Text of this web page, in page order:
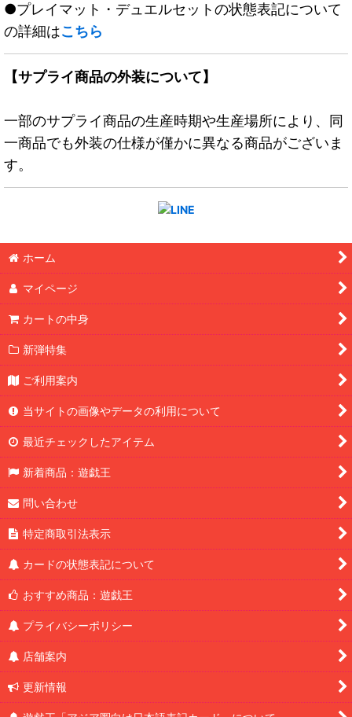
●プレイマット・デュエルセットの状態表記について
の詳細はこちら
【サプライ商品の外装について】
一部のサプライ商品の生産時期や生産場所により、同
一商品でも外装の仕様が僅かに異なる商品がございま
す。
ホーム
マイページ
カートの中身
新弾特集
ご利用案内
当サイトの画像やデータの利用について
最近チェックしたアイテム
新着商品：遊戯王
問い合わせ
特定商取引法表示
カードの状態表記について
おすすめ商品：遊戯王
プライバシーポリシー
店舗案内
更新情報